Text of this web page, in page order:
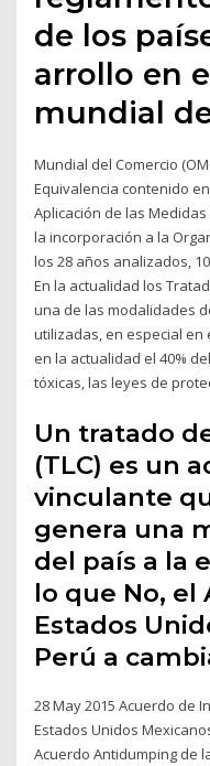
de los
arrollo en
mundial
Mundial del Comercio
Equivalencia contenido
Aplicación de las
la incorporación a la
los 28 años analizados,
En la actualidad los
una de las modalidades
utilizadas, en especial en
en la actualidad el 40%
tóxicas, las leyes de
Un tratado
(TLC) es un
vinculante
genera una
del país a la
lo que No, el
Estados
Perú a
28 May 2015 Acuerdo de
Estados Unidos
Acuerdo Antidumping de